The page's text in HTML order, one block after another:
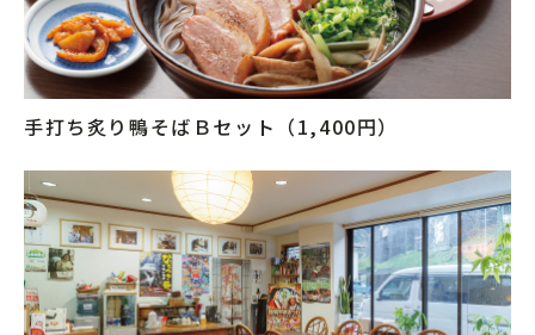
手打ち炙り鴨そばＢセット（1,400円）